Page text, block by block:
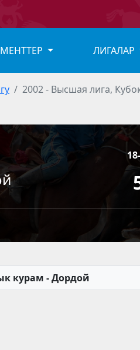
ЛИГАЛАР
2002 - Высшая лига,
курам - Дордой